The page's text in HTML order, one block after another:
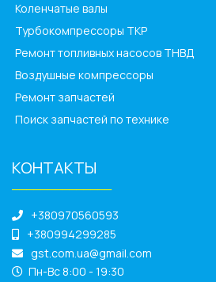
Коленчатые валы
Турбокомпрессоры ТКР
Ремонт топливных насосов ТНВД
Воздушные компрессоры
Ремонт запчастей
Поиск запчастей по технике
КОНТАКТЫ
+380970560593
+380994299285
gst.com.ua@gmail.com
Пн-Вс 8:00 - 19:30